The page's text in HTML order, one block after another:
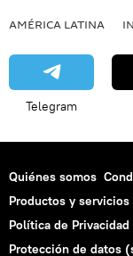
AMÉRICA LATINA
Telegram
Quiénes somos
Productos y servicios
Política de Privacidad
Protección de datos